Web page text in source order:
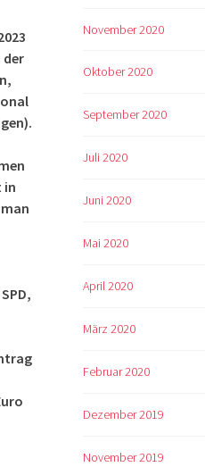
der
in
November 2020
Oktober 2020
September 2020
Juli 2020
Juni 2020
Mai 2020
April 2020
März 2020
Februar 2020
Dezember 2019
November 2019